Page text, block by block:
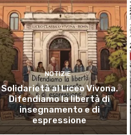
NOTIZIE
Solidarietà al Liceo Vivona.
Difendiamo la libertà di
insegnamento e di
espressione